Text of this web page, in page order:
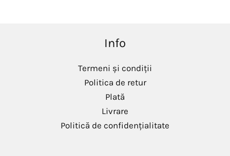
Info
Termeni și condiții
Politica de retur
Plată
Livrare
Politică de confidențialitate